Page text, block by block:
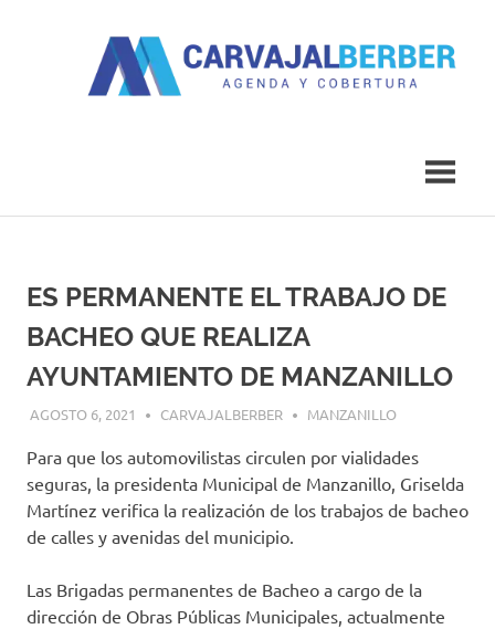
ES PERMANENTE EL TRABAJO DE
BACHEO QUE REALIZA
AYUNTAMIENTO DE MANZANILLO
AGOSTO 6, 2021 CARVAJALBERBER MANZANILLO
Para que los automovilistas circulen por vialidades
seguras, la presidenta Municipal de Manzanillo, Griselda
Martínez verifica la realización de los trabajos de bacheo
de calles y avenidas del municipio.
Las Brigadas permanentes de Bacheo a cargo de la
dirección de Obras Públicas Municipales, actualmente